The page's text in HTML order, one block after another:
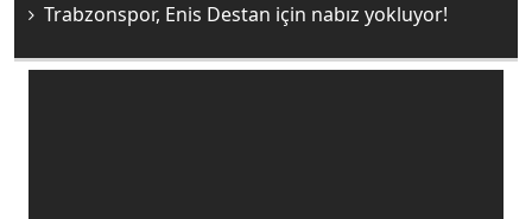
Trabzonspor, Enis Destan için nabız yokluyor!